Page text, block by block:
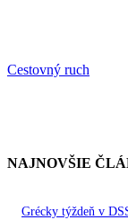
Cestovný ruch
NAJNOVŠIE
Grécky týždeň v